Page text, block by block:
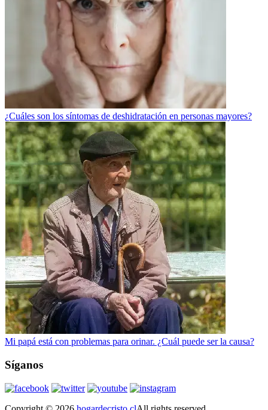
¿Cuáles son los síntomas de deshidratación en personas mayores?
Mi papá está con problemas para orinar. ¿Cuál puede ser la causa?
Síganos